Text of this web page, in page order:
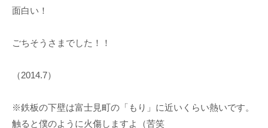
面白い！
ごちそうさまでした！！
（2014.7）
※鉄板の下壁は富士見町の「もり」に近いくらい熱いです。
触ると僕のように火傷しますよ（苦笑